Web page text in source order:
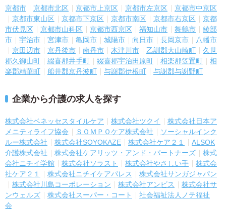
京都市 京都市北区 京都市上京区 京都市左京区
京都市中京区
京都市東山区
京都市下京区 京都市南区 京都市右京区
京都
市伏見区
京都市山科区 京都市西京区 福知山市 舞鶴市
綾部
市
宇治市 宮津市 亀岡市 城陽市 向日市 長岡京市
八幡市
京田辺市
京丹後市 南丹市 木津川市 乙訓郡大山崎町
久世
郡久御山町
綴喜郡井手町 綴喜郡宇治田原町 相楽郡笠置町
相
楽郡精華町
船井郡京丹波町 与謝郡伊根町 与謝郡与謝野町
企業から介護の求人を探す
株式会社ベネッセスタイルケア 株式会社ツクイ
株式会社日本ア
メニティライフ協会
ＳＯＭＰＯケア株式会社
ソーシャルインク
ルー株式会社
株式会社SOYOKAZE 株式会社ケア２１
ALSOK
介護株式会社
株式会社ケアリッツ・アンド・パートナーズ
株式
会社ニチイ学館
株式会社ソラスト 株式会社やさしい手
株式会
社ケア２１
株式会社ニチイケアパレス
株式会社サンガジャパン
株式会社川島コーポレーション
株式会社アンビス
株式会社サ
ンウェルズ
株式会社スーパー・コート
社会福祉法人ノテ福祉
会